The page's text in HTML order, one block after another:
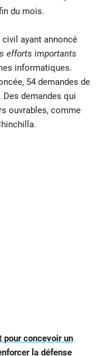
du mois.
ayant annoncé
efforts importants
informatiques.
54 demandes de
demandes qui
ouvrables, comme
pour concevoir un
la défense